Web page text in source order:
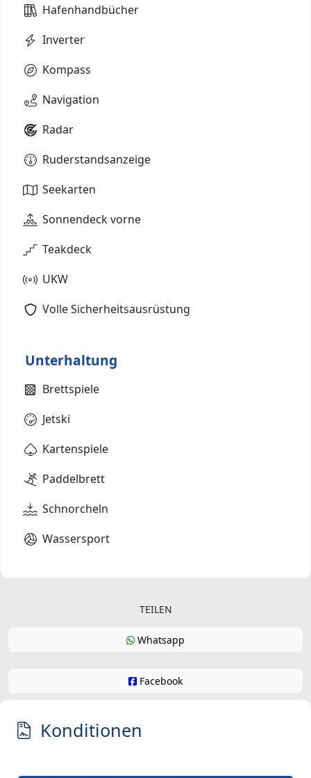
Hafenhandbücher
Inverter
Kompass
Navigation
Radar
Ruderstandsanzeige
Seekarten
Sonnendeck vorne
Teakdeck
UKW
Volle Sicherheitsausrüstung
Unterhaltung
Brettspiele
Jetski
Kartenspiele
Paddelbrett
Schnorcheln
Wassersport
TEILEN
Whatsapp
Facebook
Konditionen